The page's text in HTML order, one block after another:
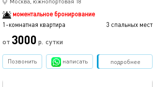
моментальное бронирование
1-комнатная квартира
3 спальных мест
от 3000 р. сутки
подробнее
Позвонить написать Забронировать